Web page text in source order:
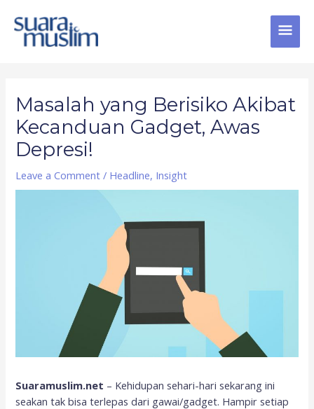
content
Masalah yang Berisiko Akibat
Kecanduan Gadget, Awas
Depresi!
Leave a Comment / Headline, Insight
Suaramuslim.net – Kehidupan sehari-hari sekarang ini
seakan tak bisa terlepas dari gawai/gadget. Hampir setiap